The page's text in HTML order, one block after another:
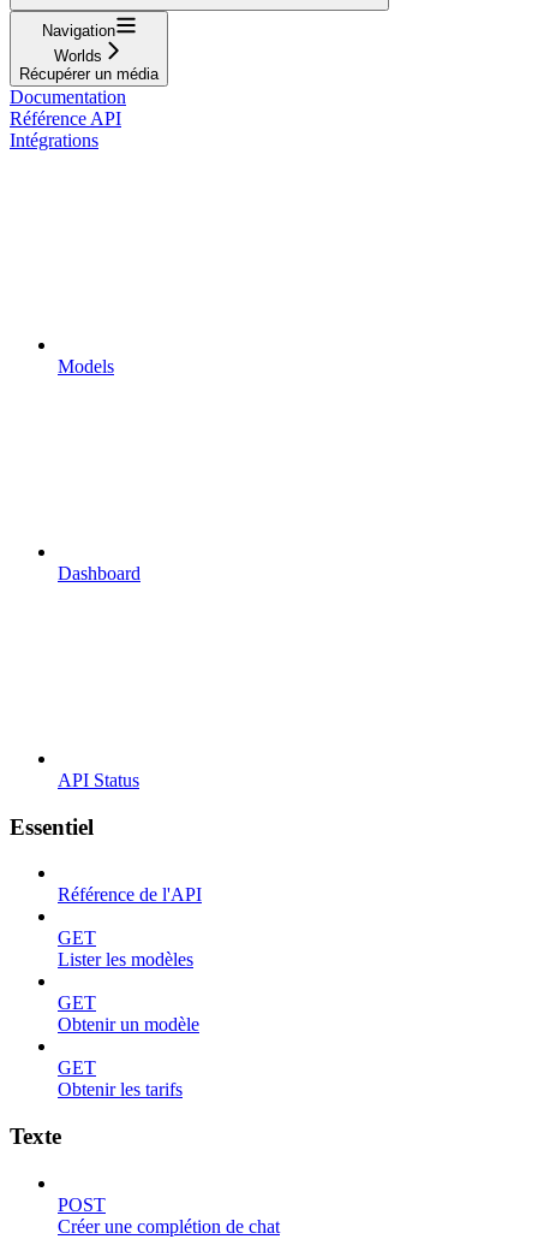
Navigation
Worlds
Récupérer un média
Documentation
Référence API
Intégrations
Models
Dashboard
API Status
Essentiel
Référence de l'API
GET
Lister les modèles
GET
Obtenir un modèle
GET
Obtenir les tarifs
Texte
POST
Créer une complétion de chat